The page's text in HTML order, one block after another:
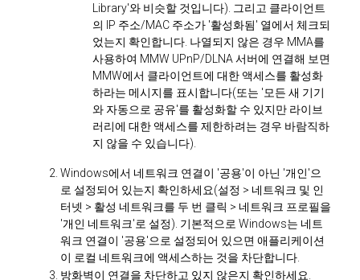
Library'와 비슷할 것입니다). 그리고 클라이언트
의 IP 주소/MAC 주소가 '활성화됨' 열에서 체크되
었는지 확인합니다. 나열되지 않은 경우 MMA를
사용하여 MMW UPnP/DLNA 서버에 연결해 보면
MMW에서 클라이언트에 대한 액세스를 활성화
하라는 메시지를 표시합니다(또는 '모든 새 기기
와 자동으로 공유'를 활성화할 수 있지만 라이브
러리에 대한 액세스를 제한하려는 경우 바람직하
지 않을 수 있습니다).
Windows에서 네트워크 연결이 '공용'이 아닌 '개인'으
로 설정되어 있는지 확인하세요(설정 > 네트워크 및 인
터넷 > 활성 네트워크를 두 번 클릭 > 네트워크 프로필을
'개인 네트워크'로 설정). 기본적으로 Windows는 네트
워크 연결이 '공용'으로 설정되어 있으면 애플리케이션
이 로컬 네트워크에 액세스하는 것을 차단합니다.
방화벽이 연결을 차단하고 있지 않은지 확인하세요.